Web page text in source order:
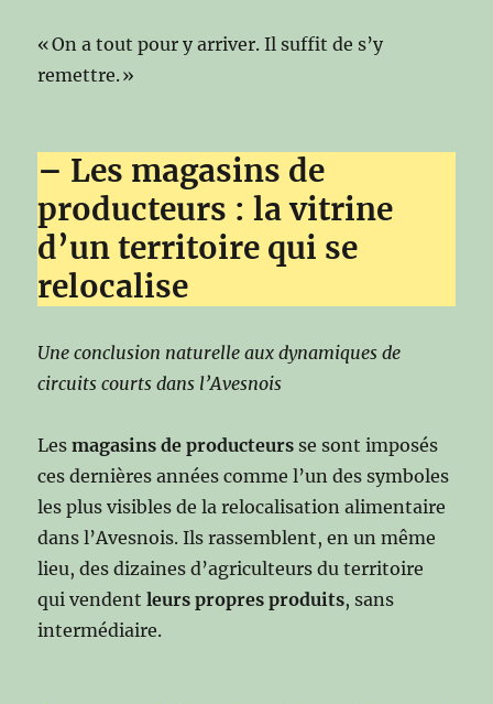
« On a tout pour y arriver. Il suffit de s’y
remettre. »
– Les magasins de
producteurs : la vitrine
d’un territoire qui se
relocalise
Une conclusion naturelle aux dynamiques de
circuits courts dans l’Avesnois
Lesmagasins de producteurs se sont imposés
ces dernières années comme l’un des symboles
les plus visibles de la relocalisation alimentaire
dans l’Avesnois. Ils rassemblent, en un même
lieu, des dizaines d’agriculteurs du territoire
qui vendentleurs propres produits, sans
intermédiaire.